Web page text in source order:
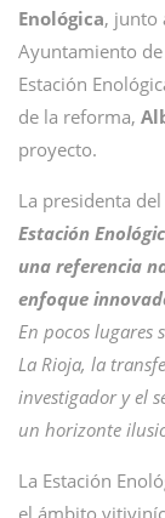
Enológica, junto
Ayuntamiento
Estación
de la reforma,
proyecto.
La presidenta
Estación
una referencia
enfoque
En pocos lugares
La Rioja, la
investigador y el
un horizonte
La Estación